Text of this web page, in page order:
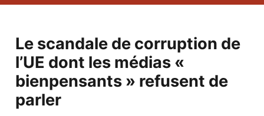
Le scandale de corruption de
l’UE dont les médias «
bienpensants » refusent de
parler